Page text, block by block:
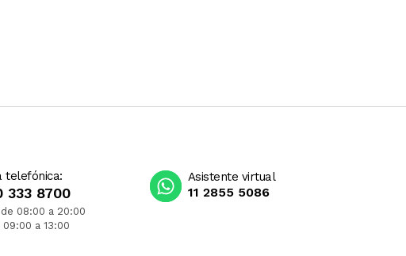
telefónica:
333 8700
de 08:00 a 20:00
09:00 a 13:00
Asistente virtual
11 2855 5086